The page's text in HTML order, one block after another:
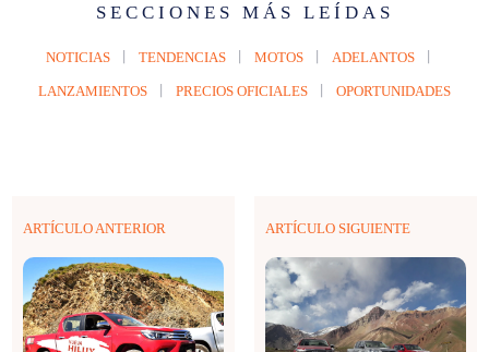
SECCIONES MÁS LEÍDAS
NOTICIAS TENDENCIAS MOTOS ADELANTOS
LANZAMIENTOS PRECIOS OFICIALES OPORTUNIDADES
ARTÍCULO ANTERIOR ARTÍCULO SIGUIENTE